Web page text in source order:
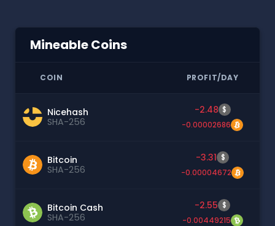
Mineable Coins
COIN PROFIT/DAY
Nicehash
SHA-256
-2.48 $
-0.00002686
Bitcoin
SHA-256
-3.31 $
-0.00004672
Bitcoin Cash
SHA-256
-2.55 $
-0.00449215